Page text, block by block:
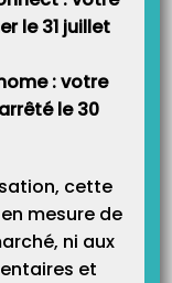
de modèles de
Vous pouvez
utilisateur de
le 31 juillet
: votre
le 30
cette
mesure de
ni aux
et